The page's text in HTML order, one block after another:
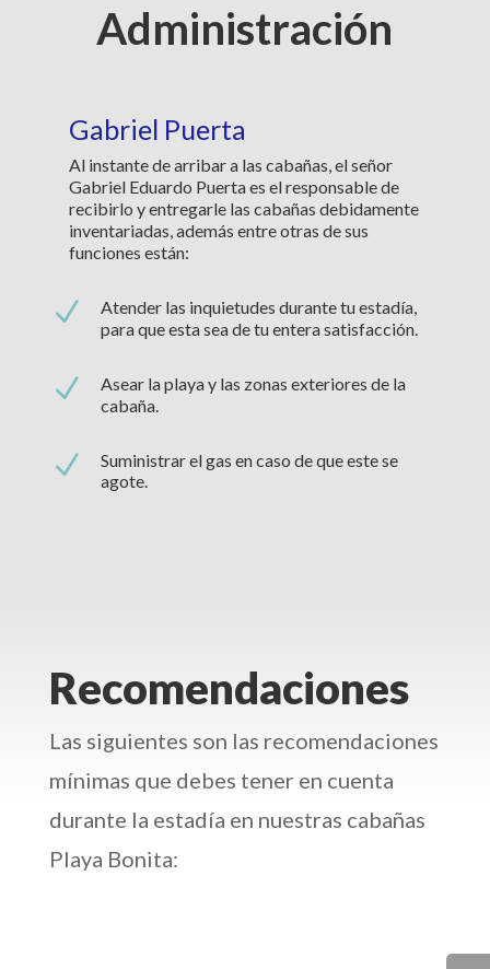
Administración
Gabriel Puerta
Al instante de arribar a las cabañas, el señor
Gabriel Eduardo Puerta es el responsable de
recibirlo y entregarle las cabañas debidamente
inventariadas, además entre otras de sus
funciones están:
N
Atender las inquietudes durante tu estadía,
para que esta sea de tu entera satisfacción.
N
Asear la playa y las zonas exteriores de la
cabaña.
N
Suministrar el gas en caso de que este se
agote.
Recomendaciones
Las siguientes son las recomendaciones
mínimas que debes tener en cuenta
durante la estadía en nuestras cabañas
Playa Bonita: